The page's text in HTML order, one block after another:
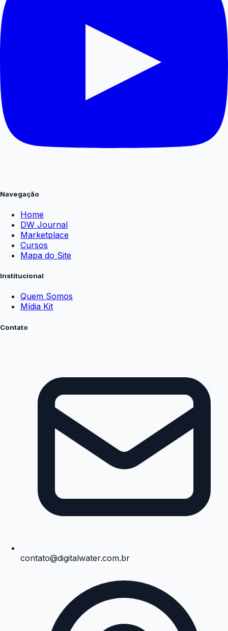
Navegação
Home
DW Journal
Marketplace
Cursos
Mapa do Site
Institucional
Quem Somos
Mídia Kit
Contato
contato@digitalwater.com.br